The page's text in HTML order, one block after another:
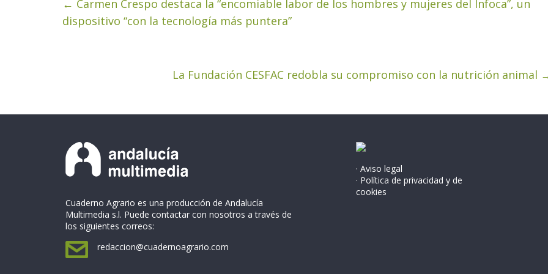
← Carmen Crespo destaca la “encomiable labor de los hombres y mujeres del Infoca”, un
dispositivo “con la tecnología más puntera”
La Fundación CESFAC redobla su compromiso con la nutrición animal
Cuaderno Agrario es una producción de Andalucía
Multimedia s.l. Puede contactar con nosotros a través de
los siguientes correos:
redaccion@cuadernoagrario.com
· Aviso legal
· Política de privacidad y de
cookies